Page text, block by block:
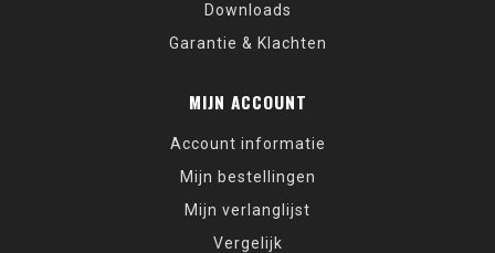
Downloads
Garantie & Klachten
MIJN ACCOUNT
Account informatie
Mijn bestellingen
Mijn verlanglijst
Vergelijk